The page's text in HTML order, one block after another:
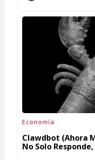
Economía
Clawdbot (Ahora
No Solo